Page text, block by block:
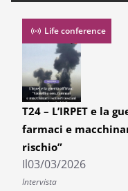
Life conference
T24 – L’IRPET e la
farmaci e
rischio”
Il03/03/2026
Intervista